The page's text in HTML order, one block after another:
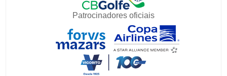
Patrocinadores oficiais